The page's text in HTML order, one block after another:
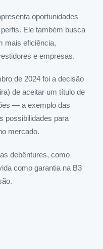
oportunidades
Ele também busca
mais eficiência,
e empresas.
de 2024 foi a decisão
de aceitar um título de
— a exemplo das
possibilidades para
mercado.
debêntures, como
como garantia na B3